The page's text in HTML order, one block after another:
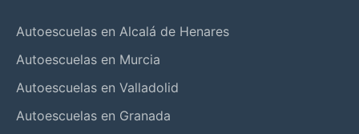
Autoescuelas en Alcalá de Henares
Autoescuelas en Murcia
Autoescuelas en Valladolid
Autoescuelas en Granada